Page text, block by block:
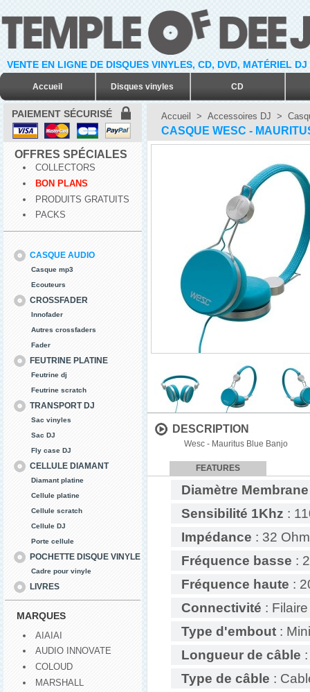
VENTE EN LIGNE DE DISQUES VINYLES, CD, DVD, MATÉRIEL
Accueil Disques vinyles CD
PAIEMENT SÉCURISÉ
OFFRES SPÉCIALES
COLLECTORS
BON PLANS
PRODUITS GRATUITS
PACKS
CASQUE AUDIO
Casque mp3
Ecouteurs
CROSSFADER
Innofader
Autres crossfaders
Fader
FEUTRINE PLATINE
Feutrine dj
Feutrine scratch
TRANSPORT DJ
Sac vinyles
Sac DJ
Fly case DJ
CELLULE DIAMANT
Diamant platine
Cellule platine
Cellule scratch
Cellule DJ
Porte cellule
POCHETTE DISQUE VINYLE
Cadre pour vinyle
LIVRES
MARQUES
AIAIAI
AUDIO INNOVATE
COLOUD
MARSHALL
Accueil > Accessoires DJ >
CASQUE WESC -
DESCRIPTION
Wesc - Mauritus Blue Banjo
FEATURES
Diamètre Membrane
Sensibilité 1Khz :
Impédance : 32
Fréquence basse :
Fréquence haute :
Connectivité : Filaire
Type d'embout :
Longueur de câble
Type de câble :